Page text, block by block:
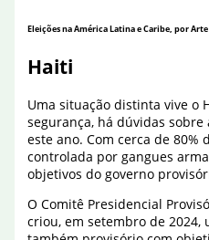
Eleições na América Latina e Caribe, porArte
Haiti
Uma situação distinta vive o
segurança, há dúvidas
este ano. Com cerca de 80%
controlada por gangues
objetivos do governo
O Comitê Presidencial
criou, em setembro de 2024,